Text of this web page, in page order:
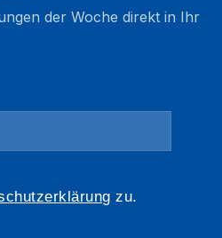
der Woche direkt in Ihr